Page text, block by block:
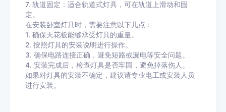
7. 轨道固定：适合轨道式灯具，可在轨道上滑动和固
定。
在安装卧室灯具时，需要注意以下几点：
1. 确保天花板能够承受灯具的重量。
2. 按照灯具的安装说明进行操作。
3. 确保电路连接正确，避免短路或漏电等安全问题。
4. 安装完成后，检查灯具是否牢固，避免掉落伤人。
如果对灯具的安装不确定，建议请专业电工或安装人员
进行安装。